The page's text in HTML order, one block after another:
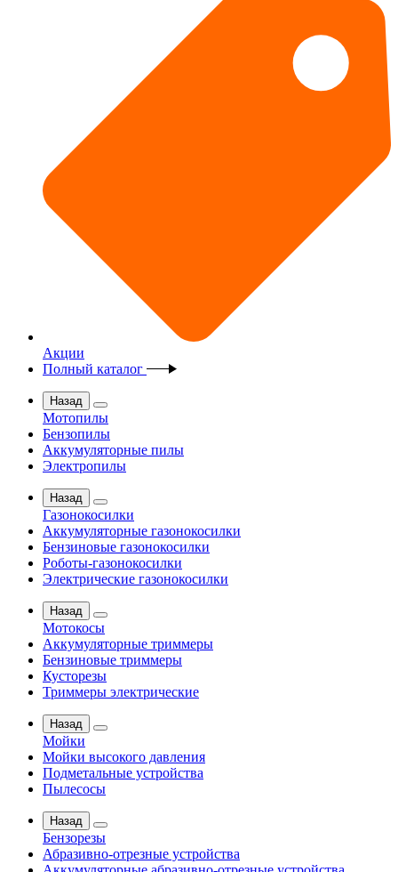
Акции
Полный каталог
Назад
Мотопилы
Бензопилы
Аккумуляторные пилы
Электропилы
Назад
Газонокосилки
Аккумуляторные газонокосилки
Бензиновые газонокосилки
Роботы-газонокосилки
Электрические газонокосилки
Назад
Мотокосы
Аккумуляторные триммеры
Бензиновые триммеры
Кусторезы
Триммеры электрические
Назад
Мойки
Мойки высокого давления
Подметальные устройства
Пылесосы
Назад
Бензорезы
Абразивно-отрезные устройства